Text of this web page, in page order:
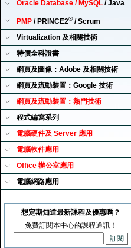
Oracle Database / MySQL / Java
PMP / PRINCE2®/ Scrum
Virtualization 及相關技術
特價全科證書
網頁及圖像：Adobe 及相關技術
網頁及流動裝置：Google 技術
網頁及流動裝置：熱門技術
程式編寫系列
電腦硬件及 Server 應用
電腦軟件應用
Office 辦公室應用
電腦網路應用
想定期知道最新課程及優惠嗎？
免費訂閱本中心的課程通訊！